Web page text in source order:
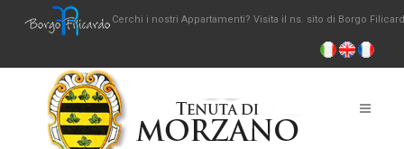
Cerchi i nostri Appartamenti? Visita il ns. sito di Borgo